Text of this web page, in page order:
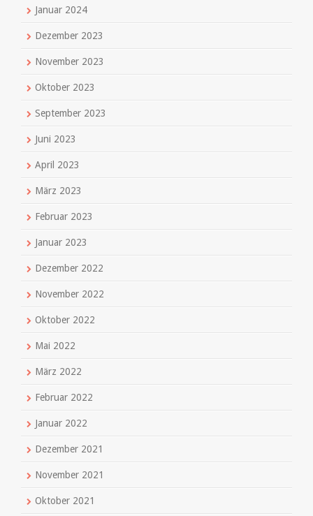
Januar 2024
Dezember 2023
November 2023
Oktober 2023
September 2023
Juni 2023
April 2023
März 2023
Februar 2023
Januar 2023
Dezember 2022
November 2022
Oktober 2022
Mai 2022
März 2022
Februar 2022
Januar 2022
Dezember 2021
November 2021
Oktober 2021